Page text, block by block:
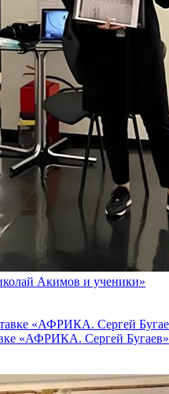
Акимов и ученики»
«АФРИКА. Сергей Бугаев»